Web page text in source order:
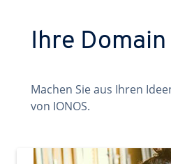
Ihre
Machen Sie aus Ihren
von IONOS.